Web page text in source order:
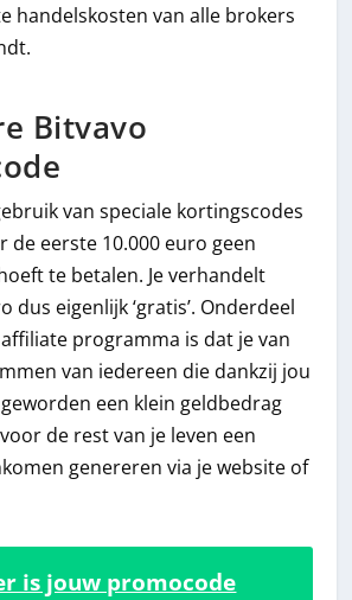
handelskosten van alle brokers
Bitvavo
van speciale kortingscodes
de eerste 10.000 euro geen
te betalen. Je verhandelt
dus eigenlijk ‘gratis’. Onderdeel
programma is dat je van
van iedereen die dankzij jou
een klein geldbedrag
de rest van je leven een
genereren via je website of
is jouw promocode